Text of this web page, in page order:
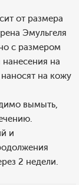
от размера
Эмульгеля
с размером
нанесения на
на кожу
вымыть,
и
2 недели.